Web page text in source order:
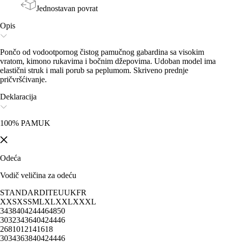
Jednostavan povrat
Opis
Pončo od vodootpornog čistog pamučnog gabardina sa visokim
vratom, kimono rukavima i bočnim džepovima. Udoban model ima
elastični struk i mali porub sa peplumom. Skriveno prednje
pričvršćivanje.
Deklaracija
100% PAMUK
Odeća
Vodič veličina za odeću
STANDARDITEUUKFR
XXSXSSMLXLXXLXXXL
3438404244464850
3032343640424446
2681012141618
3034363840424446